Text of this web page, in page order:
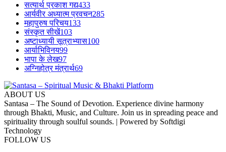
सत्यार्थ प्रकाश गद्य433
आर्यवीर अध्यात्म प्रवचन285
महापुरुष परिचय133
संस्कृत सीखें103
अष्टाध्यायी सूत्राभ्यास100
आर्याभिविनय99
भापा के लेख97
अग्निहोत्र मंत्रार्थ69
ABOUT US
Santasa – The Sound of Devotion. Experience divine harmony
through Bhakti, Music, and Culture. Join us in spreading peace and
spirituality through soulful sounds. | Powered by Softdigi
Technology
FOLLOW US